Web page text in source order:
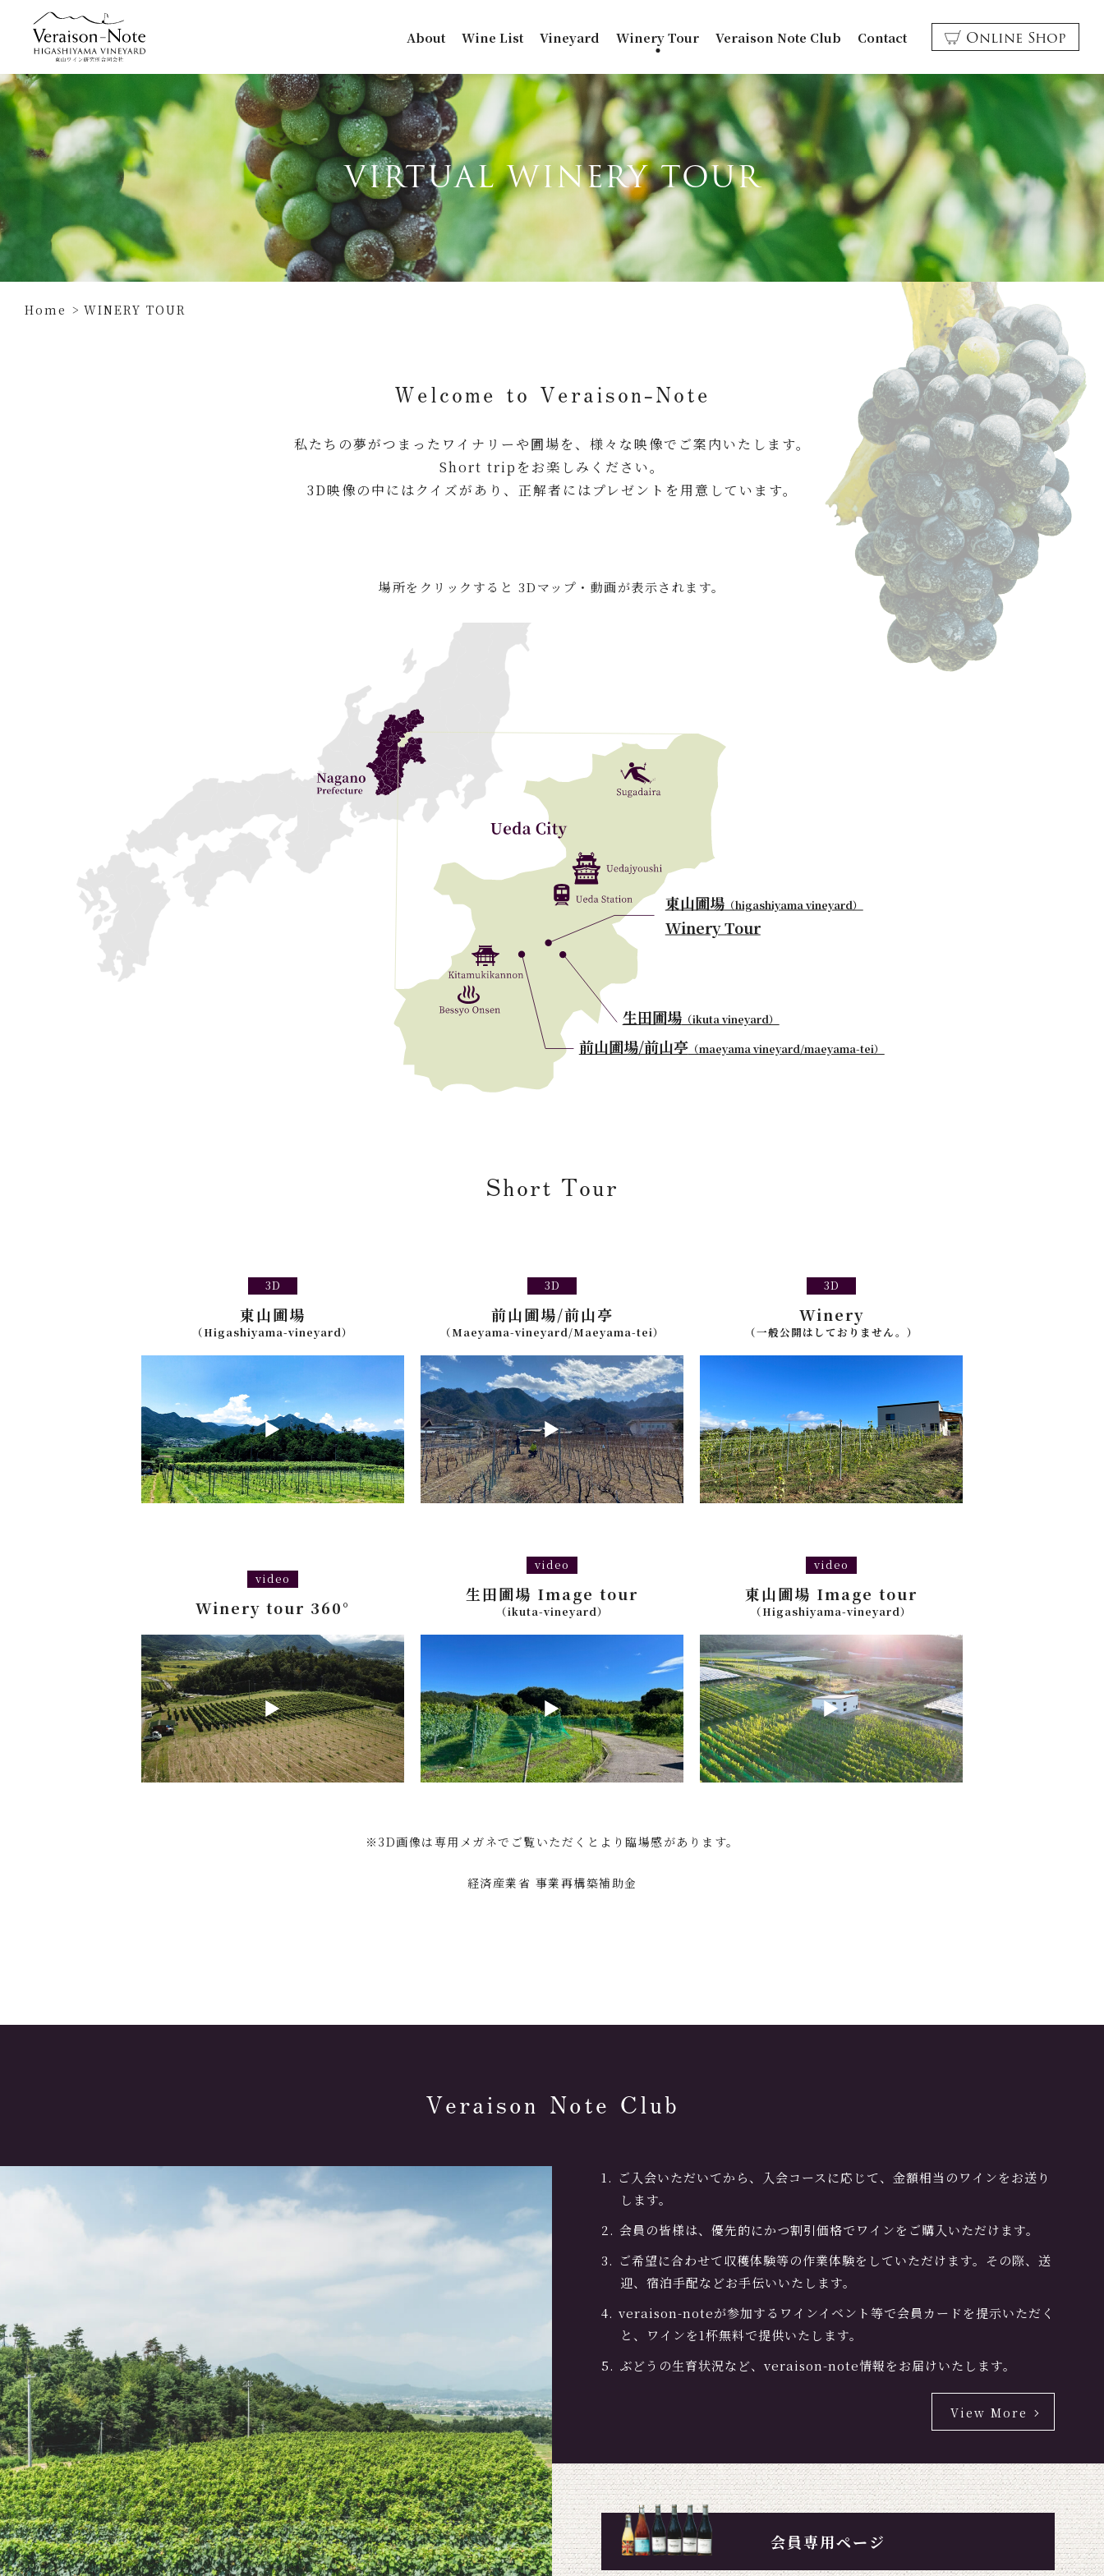
About Wine List Vineyard Winery Tour Veraison Note Club Contact Online Shop
VIRTUAL WINERY TOUR
Home WINERY TOUR
Welcome to Veraison-Note
私たちの夢がつまったワイナリーや圃場を、様々な映像でご案内いたします。
Short tripをお楽しみください。
3D映像の中にはクイズがあり、正解者にはプレゼントを用意しています。
場所をクリックすると 3Dマップ・動画が表示されます。
東山圃場（higashiyama vineyard）
Winery Tour
生田圃場（ikuta vineyard）
前山圃場/前山亭（maeyama vineyard/maeyama-tei）
Short Tour
3D
東山圃場
（Higashiyama-vineyard）
3D
前山圃場/前山亭
（Maeyama-vineyard/Maeyama-tei）
3D
Winery
（一般公開はしておりません。）
video
Winery tour 360°
video
生田圃場 Image tour
（ikuta-vineyard）
video
東山圃場 Image tour
（Higashiyama-vineyard）
※3D画像は専用メガネでご覧いただくとより臨場感があります。
経済産業省 事業再構築補助金
Veraison Note Club
ご入会いただいてから、入会コースに応じて、金額相当のワインをお送り
します。
会員の皆様は、優先的にかつ割引価格でワインをご購入いただけます。
ご希望に合わせて収穫体験等の作業体験をしていただけます。その際、送
迎、宿泊手配などお手伝いいたします。
veraison-noteが参加するワインイベント等で会員カードを提示いただく
と、ワインを1杯無料で提供いたします。
ぶどうの生育状況など、veraison-note情報をお届けいたします。
View More
会員専用ページ